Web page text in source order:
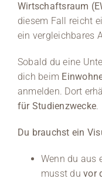
Wirtschaftsraum
diesem Fall reicht
ein vergleichbares
Sobald du eine
dich beim
anmelden. Dort
für Studienzwecke.
Du brauchst ein
Wenn du aus
musst duvor